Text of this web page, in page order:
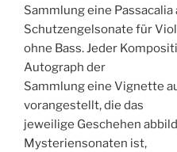
Sammlung eine Passacalia
Schutzengelsonate für
ohne Bass. Jeder
Autograph der
Sammlung eine Vignette
vorangestellt, die das
jeweilige Geschehen
Mysteriensonaten ist,